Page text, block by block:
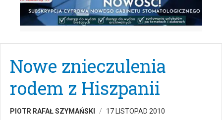
Nowe znieczulenia
rodem z Hiszpanii
PIOTR RAFAŁ SZYMAŃSKI 17 LISTOPAD 2010